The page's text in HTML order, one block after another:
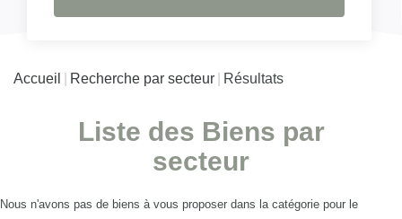
Accueil Recherche par secteur Résultats
Liste des Biens par
secteur
Nous n'avons pas de biens à vous proposer dans la catégorie pour le